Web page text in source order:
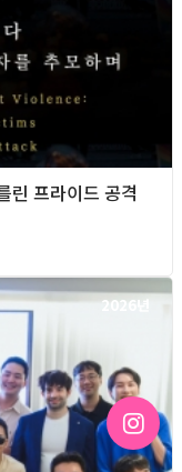
프라이드 공격
2026년